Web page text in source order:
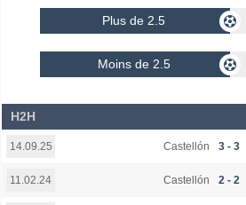
Plus de 2.5
Moins de 2.5
H2H
14.09.25 Castellón 3 - 3
11.02.24 Castellón 2 - 2